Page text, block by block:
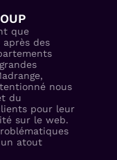
que
des
nous
du
pour leur
sur le web.
atout